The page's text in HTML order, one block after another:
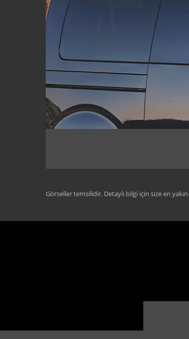
Görseller temsilidir. Detaylı bilgi için size en